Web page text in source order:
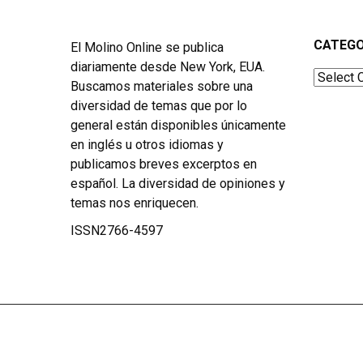
El Molino Online se publica
diariamente desde New York, EUA.
Buscamos materiales sobre una
diversidad de temas que por lo
general están disponibles únicamente
en inglés u otros idiomas y
publicamos breves excerptos en
español. La diversidad de opiniones y
temas nos enriquecen.
ISSN2766-4597